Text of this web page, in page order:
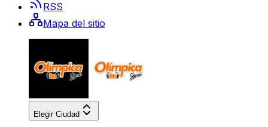
RSS
Mapa del sitio
Elegir Ciudad